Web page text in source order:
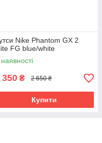
Nike Phantom GX 2
FG blue/white
350 ₴ 2 650 ₴
Купити